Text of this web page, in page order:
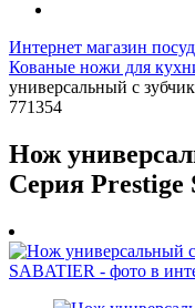
Интернет магазин
Кованые ножи для
универсальный с
771354
Нож
Серия Prestige